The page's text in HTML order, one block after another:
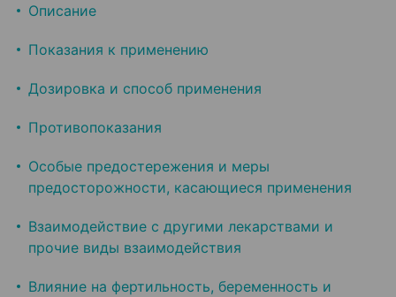
Описание
Показания к применению
Дозировка и способ применения
Противопоказания
Особые предостережения и меры
предосторожности, касающиеся применения
Взаимодействие с другими лекарствами и
прочие виды взаимодействия
Влияние на фертильность, беременность и